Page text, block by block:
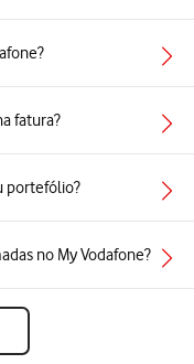
fatura?
portefólio?
no My Vodafone?